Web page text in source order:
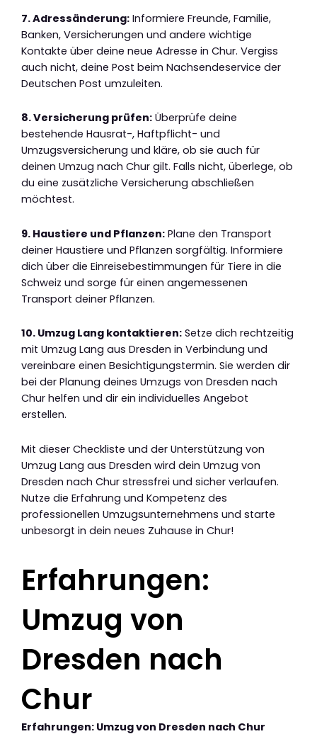
7. Adressänderung: Informiere Freunde, Familie,
Banken, Versicherungen und andere wichtige
Kontakte über deine neue Adresse in Chur. Vergiss
auch nicht, deine Post beim Nachsendeservice der
Deutschen Post umzuleiten.
8. Versicherung prüfen: Überprüfe deine
bestehende Hausrat-, Haftpflicht- und
Umzugsversicherung und kläre, ob sie auch für
deinen Umzug nach Chur gilt. Falls nicht, überlege, ob
du eine zusätzliche Versicherung abschließen
möchtest.
9. Haustiere und Pflanzen: Plane den Transport
deiner Haustiere und Pflanzen sorgfältig. Informiere
dich über die Einreisebestimmungen für Tiere in die
Schweiz und sorge für einen angemessenen
Transport deiner Pflanzen.
10. Umzug Lang kontaktieren: Setze dich rechtzeitig
mit Umzug Lang aus Dresden in Verbindung und
vereinbare einen Besichtigungstermin. Sie werden dir
bei der Planung deines Umzugs von Dresden nach
Chur helfen und dir ein individuelles Angebot
erstellen.
Mit dieser Checkliste und der Unterstützung von
Umzug Lang aus Dresden wird dein Umzug von
Dresden nach Chur stressfrei und sicher verlaufen.
Nutze die Erfahrung und Kompetenz des
professionellen Umzugsunternehmens und starte
unbesorgt in dein neues Zuhause in Chur!
Erfahrungen:
Umzug von
Dresden nach
Chur
Erfahrungen: Umzug von Dresden nach Chur